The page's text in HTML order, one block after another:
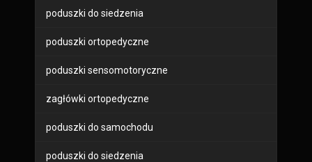
poduszki do siedzenia
poduszki ortopedyczne
poduszki sensomotoryczne
zagłówki ortopedyczne
poduszki do samochodu
poduszki do siedzenia